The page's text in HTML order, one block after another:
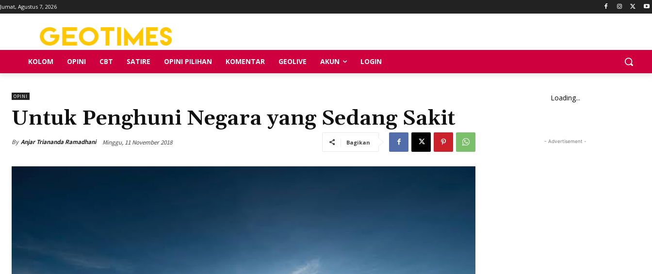
Jumat, Agustus 7, 2026
KOLOM OPINI CBT SATIRE OPINI PILIHAN KOMENTAR GEOLIVE AKUN LOGIN
OPINI
Untuk Penghuni Negara yang Sedang Sakit
By Anjar Triananda Ramadhani Minggu, 11 November 2018 Bagikan
Loading...
- Advertisement -